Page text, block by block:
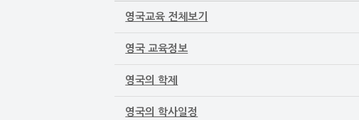
영국교육 전체보기
영국 교육정보
영국의 학제
영국의 학사일정